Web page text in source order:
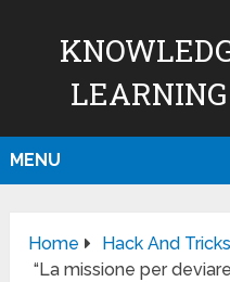
MENU
Home
Hack And Tricks
“La missione per